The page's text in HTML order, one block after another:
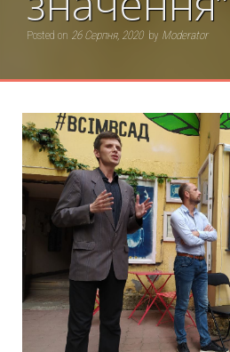
Posted on 26 Серпня, 2020 by Moderator